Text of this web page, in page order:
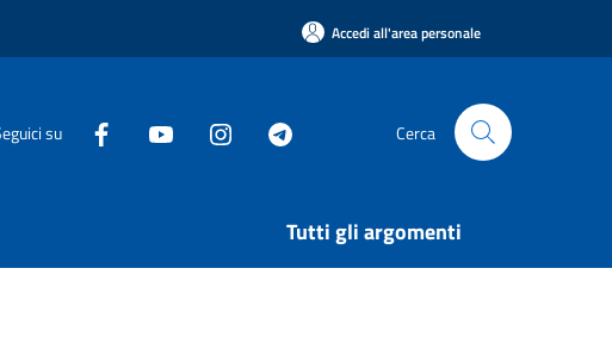
Accedi all'area personale
su Cerca
Tutti gli argomenti